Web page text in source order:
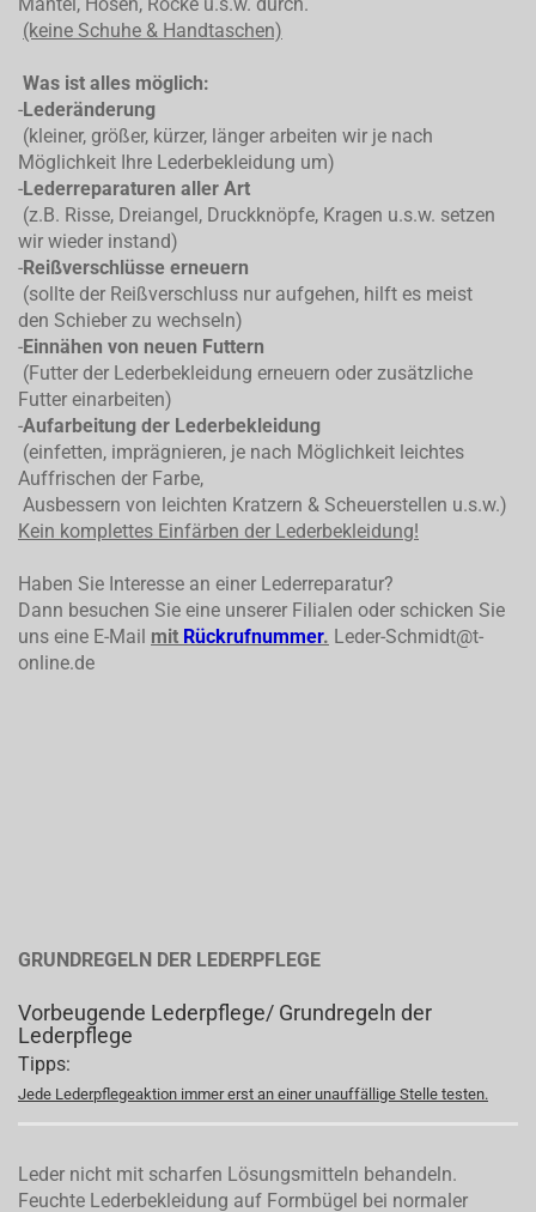
(keine Schuhe & Handtaschen)
Was ist alles möglich:
-Lederänderung
(kleiner, größer, kürzer, länger arbeiten wir je nach
Möglichkeit Ihre Lederbekleidung um)
-Lederreparaturen aller Art
(z.B. Risse, Dreiangel, Druckknöpfe, Kragen u.s.w. setzen
wir wieder instand)
-Reißverschlüsse erneuern
(sollte der Reißverschluss nur aufgehen, hilft es meist
den Schieber zu wechseln)
-Einnähen von neuen Futtern
(Futter der Lederbekleidung erneuern oder zusätzliche
Futter einarbeiten)
-Aufarbeitung der Lederbekleidung
(einfetten, imprägnieren, je nach Möglichkeit leichtes
Auffrischen der Farbe,
Ausbessern von leichten Kratzern & Scheuerstellen u.s.w.)
Kein komplettes Einfärben der Lederbekleidung!
Haben Sie Interesse an einer Lederreparatur?
Dann besuchen Sie eine unserer Filialen oder schicken Sie
uns eine E-Mail mit Rückrufnummer. Leder-Schmidt@t-
online.de
GRUNDREGELN DER LEDERPFLEGE
Vorbeugende Lederpflege/ Grundregeln der
Lederpflege
Tipps:
Jede Lederpflegeaktion immer erst an einer unauffällige Stelle testen.
Leder nicht mit scharfen Lösungsmitteln behandeln.
Feuchte Lederbekleidung auf Formbügel bei normaler